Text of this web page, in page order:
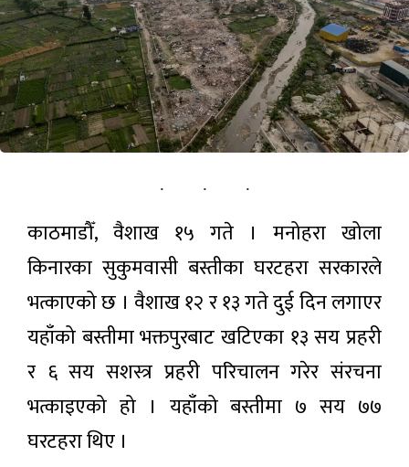
सूचना-प्रविधि
अन्तराष्ट्रिय
अन्य
समाचार
मल लिन
जाँदा ३८
दिन
हिरासतमा
सर्लाहीका
घर
फर्किए,
सीमामा
४0 सेकेण्ड
काठमाडौँ
भ्याली
अर्बन
ट्रान्सपोर्ट
सिस्टम
मास्टर
४ घण्टा अगाडी
काठमाडौँ, वैशाख १५ गते । मनोहरा खोला
किनारका सुकुमवासी बस्तीका घरटहरा सरकारले
भत्काएको छ । वैशाख १२ र १३ गते दुई दिन लगाएर
यहाँको बस्तीमा भक्तपुरबाट खटिएका १३ सय प्रहरी
र ६ सय सशस्त्र प्रहरी परिचालन गरेर संरचना
भत्काइएको हो । यहाँको बस्तीमा ७ सय ७७
घरटहरा थिए ।